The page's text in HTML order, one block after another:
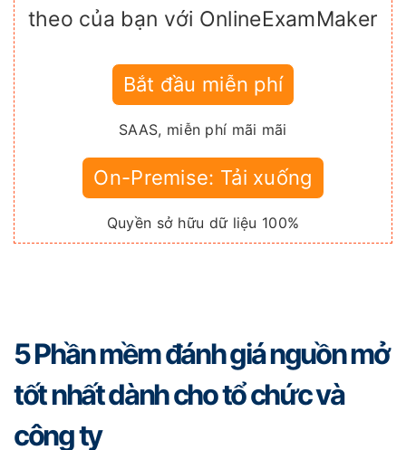
theo của bạn với OnlineExamMaker
Bắt đầu miễn phí
SAAS, miễn phí mãi mãi
On-Premise: Tải xuống
Quyền sở hữu dữ liệu 100%
5 Phần mềm đánh giá nguồn mở
tốt nhất dành cho tổ chức và
công ty